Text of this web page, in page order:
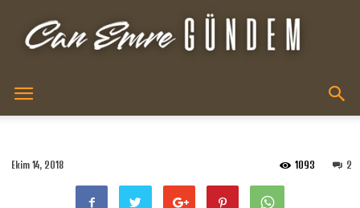
Ekim 14, 2018 2
1093